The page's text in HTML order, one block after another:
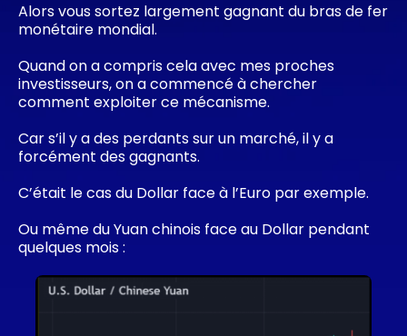
Alors vous sortez largement gagnant du bras de fer
monétaire mondial.
Quand on a compris cela avec mes proches
investisseurs, on a commencé à chercher
comment exploiter ce mécanisme.
Car s’il y a des perdants sur un marché, il y a
forcément des gagnants.
C’était le cas du Dollar face à l’Euro par exemple.
Ou même du Yuan chinois face au Dollar pendant
quelques mois :